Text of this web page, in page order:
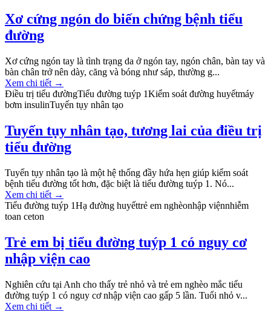
Xơ cứng ngón do biến chứng bệnh tiểu
đường
Xơ cứng ngón tay là tình trạng da ở ngón tay, ngón chân, bàn tay và
bàn chân trở nên dày, căng và bóng như sáp, thường g...
Xem chi tiết →
Điều trị tiểu đườngTiểu đường tuýp 1Kiểm soát đường huyếtmáy
bơm insulinTuyến tụy nhân tạo
Tuyến tụy nhân tạo, tương lai của điều trị
tiểu đường
Tuyến tụy nhân tạo là một hệ thống đầy hứa hẹn giúp kiểm soát
bệnh tiểu đường tốt hơn, đặc biệt là tiểu đường tuýp 1. Nó...
Xem chi tiết →
Tiểu đường tuýp 1Hạ đường huyếttrẻ em nghèonhập việnnhiễm
toan ceton
Trẻ em bị tiểu đường tuýp 1 có nguy cơ
nhập viện cao
Nghiên cứu tại Anh cho thấy trẻ nhỏ và trẻ em nghèo mắc tiểu
đường tuýp 1 có nguy cơ nhập viện cao gấp 5 lần. Tuổi nhỏ v...
Xem chi tiết →